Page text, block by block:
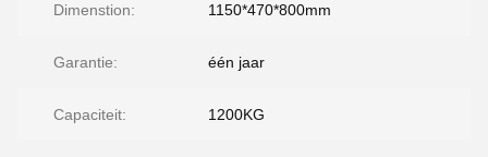
Dimenstion: 1150*470*800mm
Garantie: één jaar
Capaciteit: 1200KG